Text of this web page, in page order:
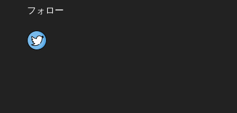
フォロー